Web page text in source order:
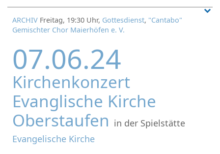
ARCHIV Freitag, 19:30 Uhr, Gottesdienst, "Cantabo"
Gemischter Chor Maierhöfen e. V.
07.06.24
Kirchenkonzert
Evanglische Kirche
Oberstaufen in der Spielstätte
Evangelische Kirche